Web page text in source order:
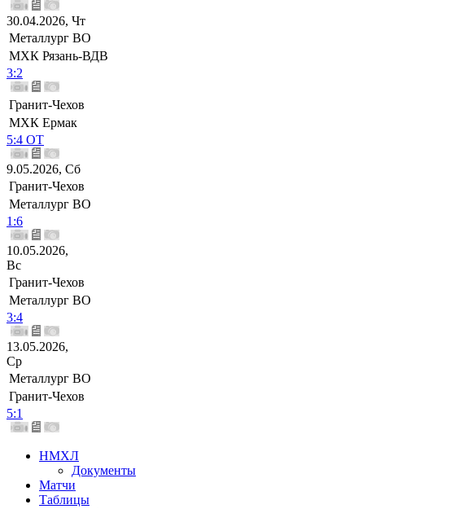
30.04.2026, Чт
Металлург ВО
МХК Рязань-ВДВ
3:2
Гранит-Чехов
МХК Ермак
5:4 ОТ
9.05.2026, Сб
Гранит-Чехов
Металлург ВО
1:6
10.05.2026,
Вс
Гранит-Чехов
Металлург ВО
3:4
13.05.2026,
Ср
Металлург ВО
Гранит-Чехов
5:1
НМХЛ
Документы
Матчи
Таблицы